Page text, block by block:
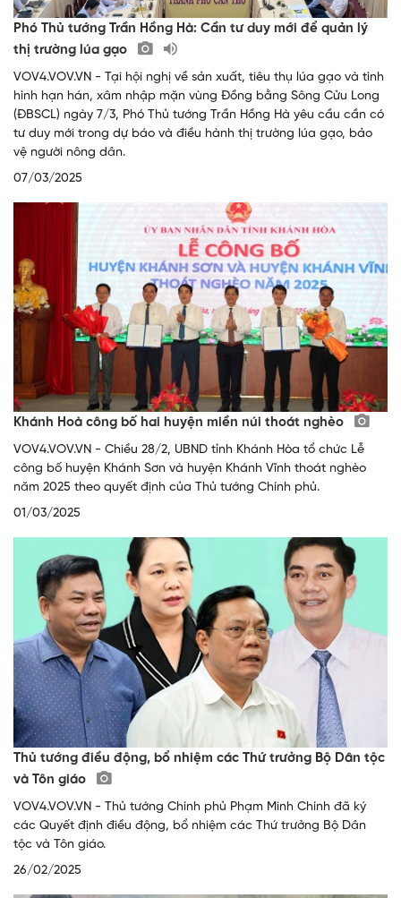
Phó Thủ tướng Trần Hồng Hà: Cần tư duy mới để quản lý
thị trường lúa gạo
VOV4.VOV.VN - Tại hội nghị về sản xuất, tiêu thụ lúa gạo và tình
hình hạn hán, xâm nhập mặn vùng Đồng bằng Sông Cửu Long
(ĐBSCL) ngày 7/3, Phó Thủ tướng Trần Hồng Hà yêu cầu cần có
tư duy mới trong dự báo và điều hành thị trường lúa gạo, bảo
vệ người nông dân.
07/03/2025
Khánh Hoà công bố hai huyện miền núi thoát nghèo
VOV4.VOV.VN - Chiều 28/2, UBND tỉnh Khánh Hòa tổ chức Lễ
công bố huyện Khánh Sơn và huyện Khánh Vĩnh thoát nghèo
năm 2025 theo quyết định của Thủ tướng Chính phủ.
01/03/2025
Thủ tướng điều động, bổ nhiệm các Thứ trưởng Bộ Dân tộc
và Tôn giáo
VOV4.VOV.VN - Thủ tướng Chính phủ Phạm Minh Chính đã ký
các Quyết định điều động, bổ nhiệm các Thứ trưởng Bộ Dân
tộc và Tôn giáo.
26/02/2025